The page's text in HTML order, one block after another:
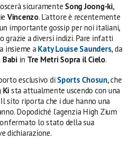
sicuramente Song Joong-ki,
Vincenzo. L’attore è recentemente
importante gossip per noi italiani,
grazie a diversi indizi. Pare infatti
insieme aKaty Louise Saunders, da
Babi in Tre Metri Sopra il Cielo.
esclusivo di Sports Chosun, che
Kista attualmente uscendo con una
Il sito riporta che i due hanno una
Dopodiché l’agenzia High Zium
lo stato della sua
dichiarazione.